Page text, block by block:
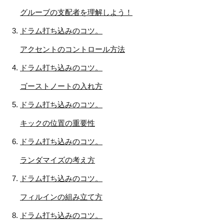
グルーブの支配者を理解しよう！
ドラム打ち込みのコツ。
アクセントのコントロール方法
ドラム打ち込みのコツ。
ゴーストノートの入れ方
ドラム打ち込みのコツ。
キックの位置の重要性
ドラム打ち込みのコツ。
ランダマイズの考え方
ドラム打ち込みのコツ。
フィルインの組み立て方
ドラム打ち込みのコツ。